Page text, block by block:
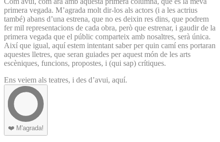
primera vegada. M’agrada molt dir-los als actors (i a les actrius
també) abans d’una estrena, que no es deixin res dins, que podrem
fer mil representacions de cada obra, però que estrenar, i gaudir de la
primera vegada que el públic comparteix amb nosaltres, serà única.
Així que igual, aquí estem intentant saber per quin camí ens portaran
aquestes lletres, que seran guiades per aquest món de les arts
escèniques, funcions, propostes, i (qui sap) crítiques.
Ens veiem als teatres, i des d’avui, aquí.
❤️ M'agrada!